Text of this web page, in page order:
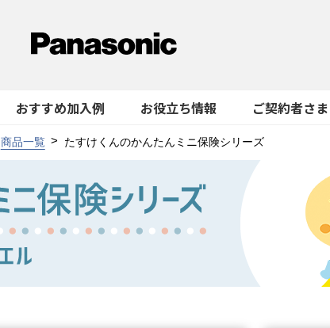
おすすめ加入例 お役立ち情報 ご契約者さま
商品一覧 たすけくんのかんたんミニ保険シリーズ